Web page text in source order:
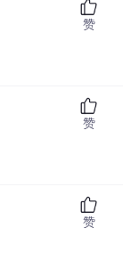
赞
赞
赞